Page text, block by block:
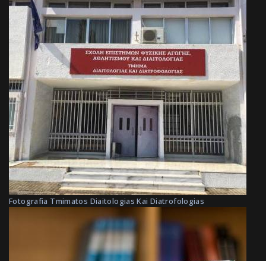
Fotografia Tmimatos Diaitologias Kai Diatrofologias